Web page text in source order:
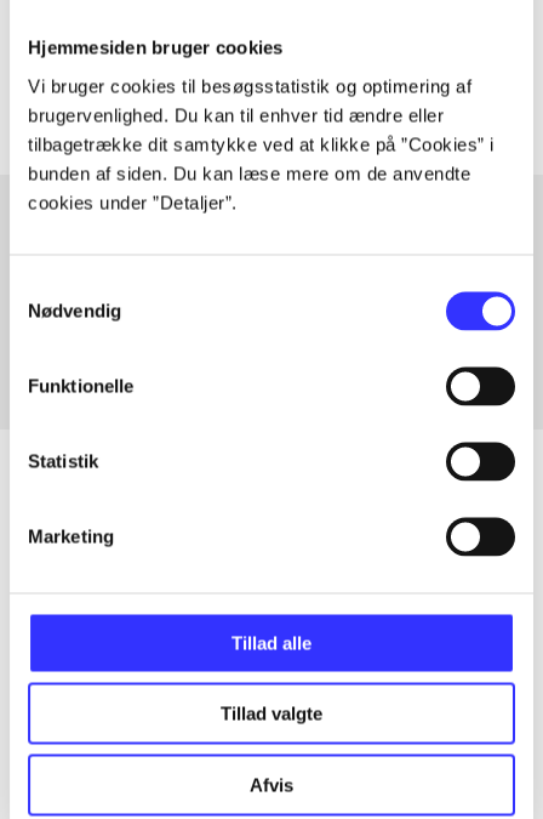
Hjemmesiden bruger cookies
Vi bruger cookies til besøgsstatistik og optimering af
brugervenlighed. Du kan til enhver tid ændre eller
tilbagetrække dit samtykke ved at klikke på ”Cookies” i
bunden af siden. Du kan læse mere om de anvendte
cookies under ”Detaljer”.
Nødvendig
Funktionelle
Statistik
Marketing
Tillad alle
Tillad valgte
Afvis
Artiklerne i handler ofte om
Fra
Artikler
...